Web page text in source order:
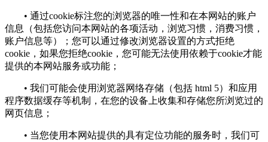
• 通过cookie标注您的浏览器的唯一性和在本网站的账户
信息（包括您访问本网站的各项活动，浏览习惯，消费习惯，
账户信息等）；您可以通过修改浏览器设置的方式拒绝
cookie，如果您拒绝cookie，您可能无法使用依赖于cookie才能
提供的本网站服务或功能；
• 我们可能会使用浏览器网络存储（包括 html 5）和应用
程序数据缓存等机制，在您的设备上收集和存储您所浏览过的
网页信息；
• 当您使用本网站提供的具有定位功能的服务时，我们可